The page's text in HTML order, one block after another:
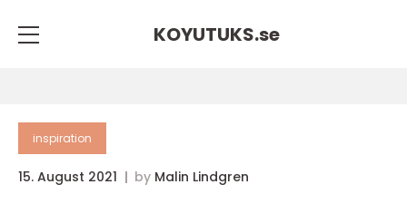
KOYUTUKS.se
inspiration
15. August 2021 by Malin Lindgren